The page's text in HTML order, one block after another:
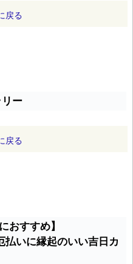
戻る
ー
戻る
おすすめ】
払いに縁起のいい吉日カ